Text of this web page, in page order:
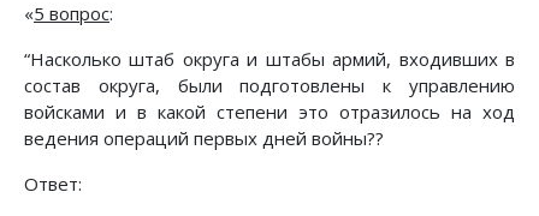
«5 вопрос:
“Насколько штаб округа и штабы армий, входивших в
состав округа, были подготовлены к управлению
войсками и в какой степени это отразилось на ход
ведения операций первых дней войны??
Ответ: